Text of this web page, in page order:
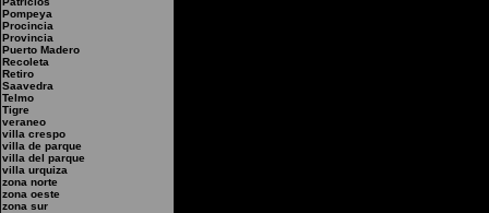
Pompeya
Procincia
Provincia
Puerto Madero
Recoleta
Retiro
Saavedra
Telmo
Tigre
veraneo
villa crespo
villa de parque
villa del parque
villa urquiza
zona norte
zona oeste
zona sur